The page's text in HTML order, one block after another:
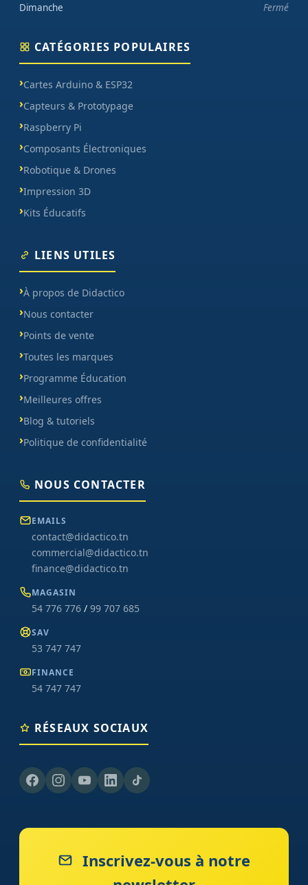
Dimanche
Fermé
CATÉGORIES POPULAIRES
Cartes Arduino & ESP32
Capteurs & Prototypage
Raspberry Pi
Composants Électroniques
Robotique & Drones
Impression 3D
Kits Éducatifs
LIENS UTILES
À propos de Didactico
Nous contacter
Points de vente
Toutes les marques
Programme Éducation
Meilleures offres
Blog & tutoriels
Politique de confidentialité
NOUS CONTACTER
EMAILS
contact@didactico.tn
commercial@didactico.tn
finance@didactico.tn
MAGASIN
54 776 776 / 99 707 685
SAV
53 747 747
FINANCE
54 747 747
RÉSEAUX SOCIAUX
Inscrivez-vous à notre